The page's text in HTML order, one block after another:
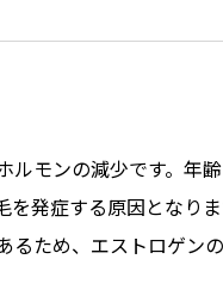
モンの減少です。年
発症する原因となり
るため、エストロゲン